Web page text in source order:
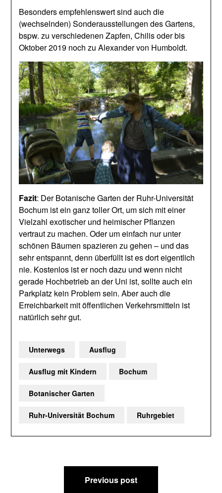
Besonders empfehlenswert sind auch die
(wechselnden) Sonderausstellungen des Gartens,
bspw. zu verschiedenen Zapfen, Chilis oder bis
Oktober 2019 noch zu Alexander von Humboldt.
Fazit: Der Botanische Garten der Ruhr-Universität
Bochum ist ein ganz toller Ort, um sich mit einer
Vielzahl exotischer und heimischer Pflanzen
vertraut zu machen. Oder um einfach nur unter
schönen Bäumen spazieren zu gehen – und das
sehr entspannt, denn überfüllt ist es dort eigentlich
nie. Kostenlos ist er noch dazu und wenn nicht
gerade Hochbetrieb an der Uni ist, sollte auch ein
Parkplatz kein Problem sein. Aber auch die
Erreichbarkeit mit öffentlichen Verkehrsmitteln ist
natürlich sehr gut.
Unterwegs Ausflug
Ausflug mit Kindern Bochum
Botanischer Garten
Ruhr-Universität Bochum Ruhrgebiet
Beitragsnavigation
Previous post